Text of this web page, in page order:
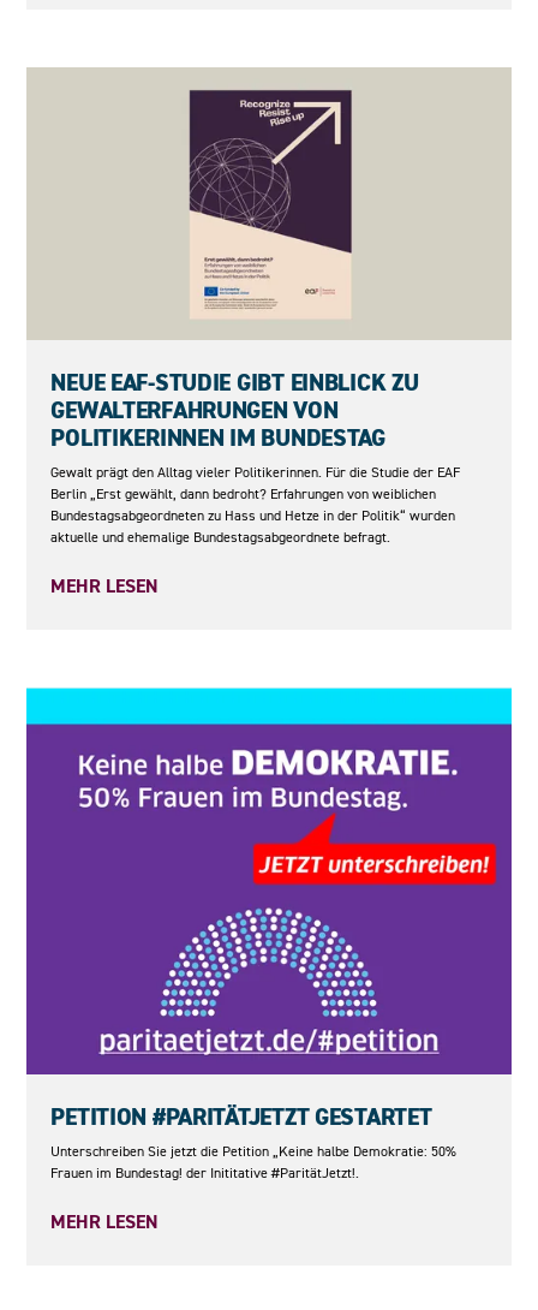
NEUE EAF-STUDIE GIBT EINBLICK ZU
GEWALTERFAHRUNGEN VON
POLITIKERINNEN IM BUNDESTAG
Gewalt prägt den Alltag vieler Politikerinnen. Für die Studie der EAF
Berlin „Erst gewählt, dann bedroht? Erfahrungen von weiblichen
Bundestagsabgeordneten zu Hass und Hetze in der Politik“ wurden
aktuelle und ehemalige Bundestagsabgeordnete befragt.
MEHR LESEN
PETITION #PARITÄTJETZT GESTARTET
Unterschreiben Sie jetzt die Petition „Keine halbe Demokratie: 50%
Frauen im Bundestag! der Inititative #ParitätJetzt!.
MEHR LESEN